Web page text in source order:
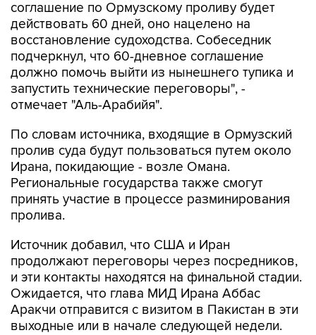
соглашение по Ормузскому проливу будет
действовать 60 дней, оно нацелено на
восстановление судоходства. Собеседник
подчеркнул, что 60-дневное соглашение
должно помочь выйти из нынешнего тупика и
запустить технические переговоры", -
отмечает "Аль-Арабийя".
По словам источника, входящие в Ормузский
пролив суда будут пользоваться путем около
Ирана, покидающие - возле Омана.
Региональные государства также смогут
принять участие в процессе разминирования
пролива.
Источник добавил, что США и Иран
продолжают переговоры через посредников,
и эти контакты находятся на финальной стадии.
Ожидается, что глава МИД Ирана Аббас
Аракчи отправится с визитом в Пакистан в эти
выходные или в начале следующей недели.